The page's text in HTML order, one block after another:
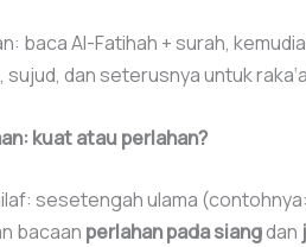
baca Al-Fatihah + surah,
sujud, dan seterusnya untuk
kuat atau perlahan?
sesetengah ulama
bacaan perlahan pada siangdan